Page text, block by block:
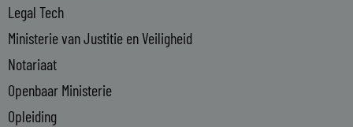
Legal Tech
Ministerie van Justitie en Veiligheid
Notariaat
Openbaar Ministerie
Opleiding